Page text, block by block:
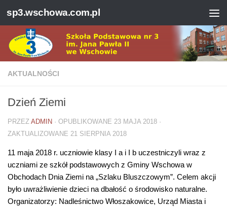
Skip to content
sp3.wschowa.com.pl
AKTUALNOŚCI
Dzień Ziemi
PRZEZ ADMIN · OPUBLIKOWANE 23 MAJA 2018 ·
ZAKTUALIZOWANE 21 SIERPNIA 2018
11 maja 2018 r. uczniowie klasy I a i I b uczestniczyli wraz z
uczniami ze szkół podstawowych z Gminy Wschowa w
Obchodach Dnia Ziemi na „Szlaku Bluszczowym”. Celem akcji
było uwrażliwienie dzieci na dbałość o środowisko naturalne.
Organizatorzy: Nadleśnictwo Włoszakowice, Urząd Miasta i